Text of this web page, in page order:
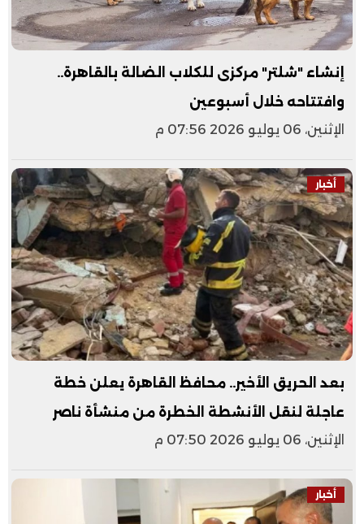
إنشاء "شلتر" مركزى للكلاب الضالة بالقاهرة..
وافتتاحه خلال أسبوعين
الإثنين، 06 يوليو 2026 07:56 م
أخبار
​بعد الحريق الأخير.. محافظ القاهرة يعلن خطة
عاجلة لنقل الأنشطة الخطرة من منشأة ناصر
الإثنين، 06 يوليو 2026 07:50 م
أخبار